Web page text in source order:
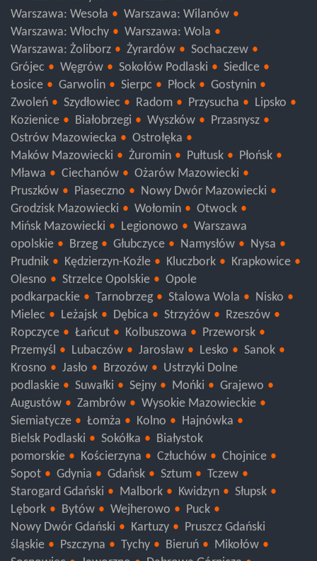
Warszawa: Ursynów
Warszawa: Wawer
Warszawa: Wesoła
Warszawa: Wilanów
Warszawa: Włochy
Warszawa: Wola
Warszawa: Żoliborz
Żyrardów
Sochaczew
Grójec
Węgrów Sokołów Podlaski
Siedlce
Łosice
Garwolin Sierpc Płock
Gostynin
Zwoleń
Szydłowiec Radom Przysucha
Lipsko
Kozienice
Białobrzegi Wyszków
Ostrów Mazowiecka
Ostrołęka
Maków Mazowiecki
Żuromin Pułtusk
Płońsk
Mława
Ciechanów
Ożarów Mazowiecki
Pruszków
Piaseczno
Nowy Dwór Mazowiecki
Grodzisk Mazowiecki
Wołomin
Otwock
Mińsk Mazowiecki
Legionowo
Warszawa
opolskie
Brzeg Głubczyce Namysłów
Nysa
Prudnik
Kędzierzyn-Koźle Kluczbork
Olesno
Strzelce Opolskie
Opole
podkarpackie
Tarnobrzeg Stalowa Wola
Nisko
Mielec
Leżajsk Dębica Strzyżów
Rzeszów
Ropczyce
Łańcut Kolbuszowa
Przeworsk
Przemyśl
Lubaczów Jarosław Lesko
Krosno
Jasło Brzozów
Ustrzyki Dolne
podlaskie
Suwałki Sejny Mońki
Grajewo
Augustów
Zambrów
Wysokie Mazowieckie
Siemiatycze
Łomża Kolno
Hajnówka
Bielsk Podlaski
Sokółka
Białystok
pomorskie
Kościerzyna Człuchów
Chojnice
Sopot
Gdynia Gdańsk Sztum
Tczew
Starogard Gdański
Malbork Kwidzyn
Lębork
Bytów Wejherowo
Puck
Nowy Dwór Gdański
Kartuzy
Pruszcz Gdański
śląskie
Pszczyna Tychy Bieruń
Mikołów